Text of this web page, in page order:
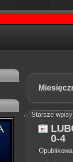
←Starsze wpisy
0-4